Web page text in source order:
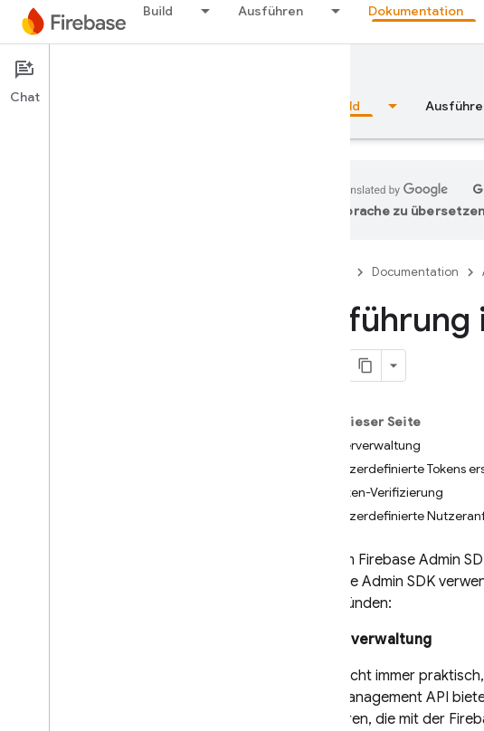
Build Ausführen Dokumentation
Documentation
Übersicht Build
Sprache zu
Documentation
Auf dieser Seite
Nutzerverwaltung
Benutzerdefinierte Tokens
ID-Token-Verifizierung
Benutzerdefinierte
Mit dem Firebase Admin
Firebase Admin SDK
von Gründen:
Nutzerverwaltung
Es ist nicht immer
User Management API
ausführen, die mit der
Chat